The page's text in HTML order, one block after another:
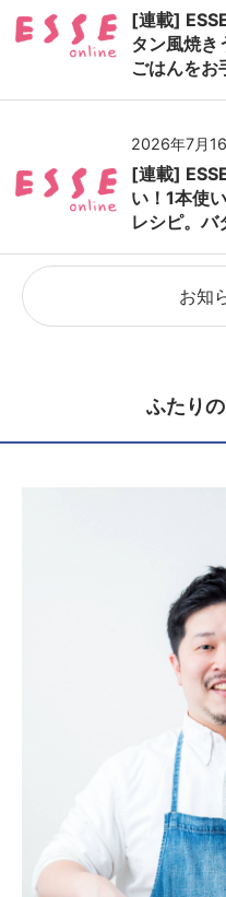
[連載]
タン風焼き
ごはんをお
2026年7月16
[連載]
い！1本使
レシピ。バ
お知
ふたり